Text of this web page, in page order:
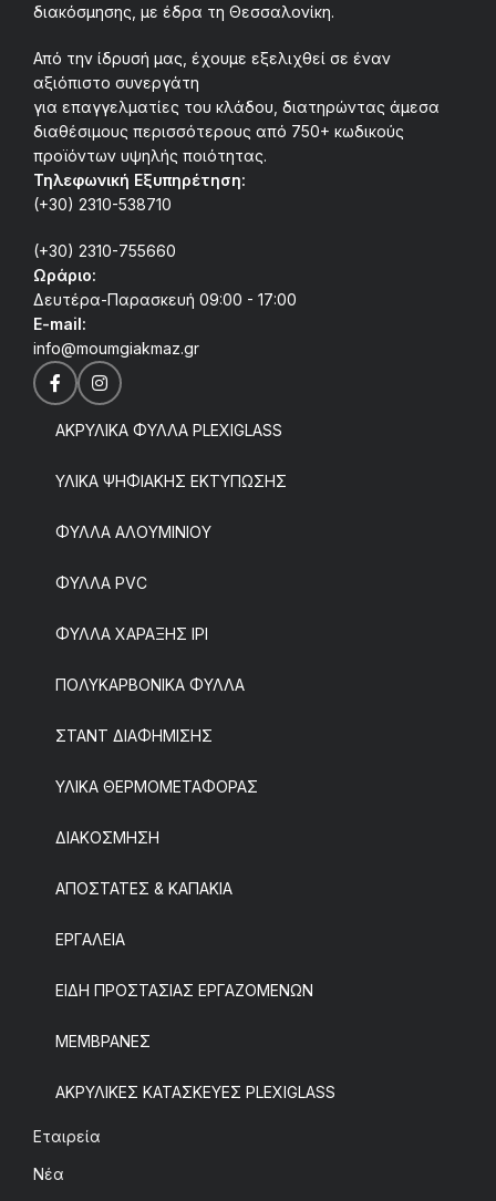
διακόσμησης, με έδρα τη Θεσσαλονίκη.
Από την ίδρυσή μας, έχουμε εξελιχθεί σε έναν
αξιόπιστο συνεργάτη
για επαγγελματίες του κλάδου, διατηρώντας άμεσα
διαθέσιμους περισσότερους από 750+ κωδικούς
προϊόντων υψηλής ποιότητας.
Τηλεφωνική Εξυπηρέτηση:
(+30) 2310-538710
(+30) 2310-755660
Ωράριο:
Δευτέρα-Παρασκευή 09:00 - 17:00
E-mail:
info@moumgiakmaz.gr
ΑΚΡΥΛΙΚΑ ΦΥΛΛΑ PLEXIGLASS
ΥΛΙΚΑ ΨΗΦΙΑΚΗΣ ΕΚΤΥΠΩΣΗΣ
ΦΥΛΛΑ ΑΛΟΥΜΙΝΙΟΥ
ΦΥΛΛΑ PVC
ΦΥΛΛΑ ΧΑΡΑΞΗΣ IPI
ΠΟΛΥΚΑΡΒΟΝΙΚΑ ΦΥΛΛΑ
ΣΤΑΝΤ ΔΙΑΦΗΜΙΣΗΣ
ΥΛΙΚΑ ΘΕΡΜΟΜΕΤΑΦΟΡΑΣ
ΔΙΑΚΟΣΜΗΣΗ
ΑΠΟΣΤΑΤΕΣ & ΚΑΠΑΚΙΑ
ΕΡΓΑΛΕΙΑ
ΕΙΔΗ ΠΡΟΣΤΑΣΙΑΣ ΕΡΓΑΖΟΜΕΝΩΝ
ΜΕΜΒΡΑΝΕΣ
ΑΚΡΥΛΙΚΕΣ ΚΑΤΑΣΚΕΥΕΣ PLEXIGLASS
Εταιρεία
Νέα